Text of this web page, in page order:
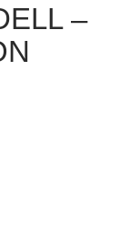
–